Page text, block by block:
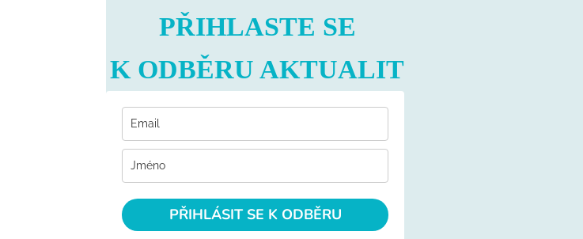
PŘIHLASTE SE
K ODBĚRU AKTUALIT
PŘIHLÁSIT SE K ODBĚRU